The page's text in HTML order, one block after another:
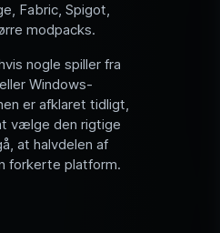
Fabric, Spigot,
modpacks.
nogle spiller fra
Windows-
er afklaret tidligt,
vælge den rigtige
at halvdelen af
forkerte platform.